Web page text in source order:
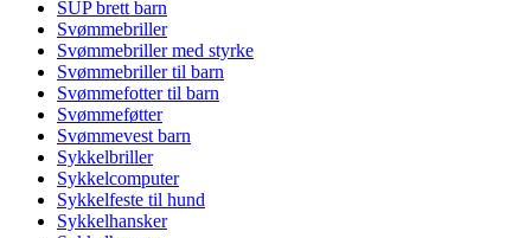
SUP brett barn
Svømmebriller
Svømmebriller med styrke
Svømmebriller til barn
Svømmefotter til barn
Svømmeføtter
Svømmevest barn
Sykkelbriller
Sykkelcomputer
Sykkelfeste til hund
Sykkelhansker